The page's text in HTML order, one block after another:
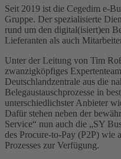
Seit 2019 ist die Cegedim e-
Gruppe. Der spezialisierte
rund um den digital(isiert)en
Lieferanten als auch
Unter der Leitung von Tim
zwanzigköpfiges
Deutschlandzentrale aus die
Belegaustauschprozesse in
unterschiedlichster Anbieter
Dafür stehen neben der
Service“ nun auch die „SY
des Procure-to-Pay (P2P) wie
Prozesses zur Verfügung.